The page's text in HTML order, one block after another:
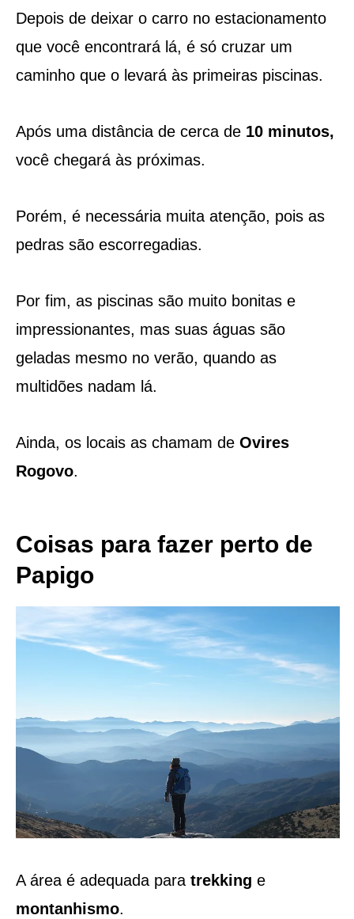
Depois de deixar o carro no estacionamento
que você encontrará lá, é só cruzar um
caminho que o levará às primeiras piscinas.
Após uma distância de cerca de10 minutos,
você chegará às próximas.
Porém, é necessária muita atenção, pois as
pedras são escorregadias.
Por fim, as piscinas são muito bonitas e
impressionantes, mas suas águas são
geladas mesmo no verão, quando as
multidões nadam lá.
Ainda, os locais as chamam de Ovires
Rogovo.
Coisas para fazer perto de
Papigo
A área é adequada paratrekking e
montanhismo.